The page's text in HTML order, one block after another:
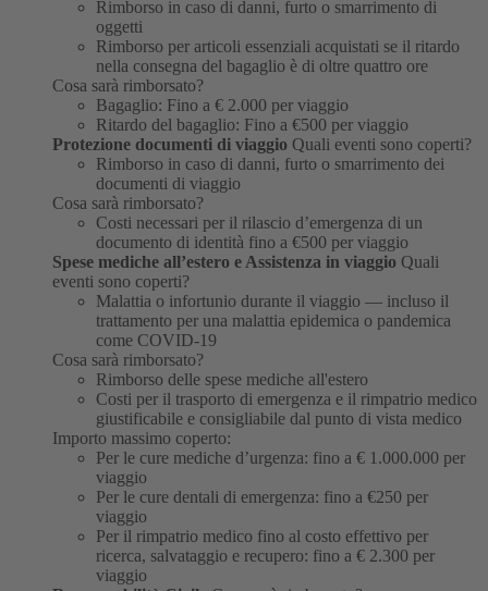
Rimborso in caso di danni, furto o smarrimento di
oggetti
Rimborso per articoli essenziali acquistati se il ritardo
nella consegna del bagaglio è di oltre quattro ore
Cosa sarà rimborsato?
Bagaglio: Fino a € 2.000 per viaggio
Ritardo del bagaglio: Fino a €500 per viaggio
Protezione documenti di viaggio Quali eventi sono coperti?
Rimborso in caso di danni, furto o smarrimento dei
documenti di viaggio
Cosa sarà rimborsato?
Costi necessari per il rilascio d’emergenza di un
documento di identità fino a €500 per viaggio
Spese mediche all’estero e Assistenza in viaggio Quali
eventi sono coperti?
Malattia o infortunio durante il viaggio — incluso il
trattamento per una malattia epidemica o pandemica
come COVID-19
Cosa sarà rimborsato?
Rimborso delle spese mediche all'estero
Costi per il trasporto di emergenza e il rimpatrio medico
giustificabile e consigliabile dal punto di vista medico
Importo massimo coperto:
Per le cure mediche d’urgenza: fino a € 1.000.000 per
viaggio
Per le cure dentali di emergenza: fino a €250 per
viaggio
Per il rimpatrio medico fino al costo effettivo per
ricerca, salvataggio e recupero: fino a € 2.300 per
viaggio